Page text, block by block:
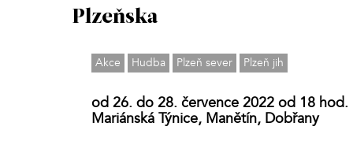
Plzeňska
Akce Hudba Plzeň sever Plzeň jih
od 26. do 28. července 2022 od 18 hod.
Mariánská Týnice, Manětín, Dobřany